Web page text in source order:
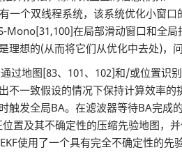
一个双线程系统，该系统优化小窗
Mono[31,100]在局部滑动窗口和全
理想的(从而将它们从优化中去处)，问
地图[83、101、102]和/或位置识别
不一致假设的情况下保持计算效率
触发全局BA。在滤波器等待BA完
置及其不确定性的压缩先验地图，
使用了一个具有完全不确定性的